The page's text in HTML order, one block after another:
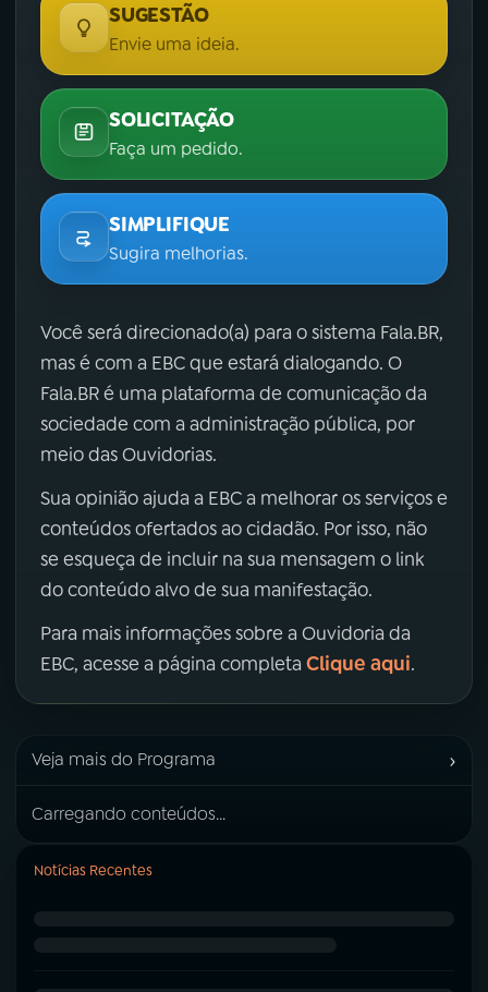
SUGESTÃO
Envie uma ideia.
SOLICITAÇÃO
Faça um pedido.
SIMPLIFIQUE
Sugira melhorias.
Você será direcionado(a) para o sistema Fala.BR,
mas é com a EBC que estará dialogando. O
Fala.BR é uma plataforma de comunicação da
sociedade com a administração pública, por
meio das Ouvidorias.
Sua opinião ajuda a EBC a melhorar os serviços e
conteúdos ofertados ao cidadão. Por isso, não
se esqueça de incluir na sua mensagem o link
do conteúdo alvo de sua manifestação.
Para mais informações sobre a Ouvidoria da
EBC, acesse a página completa Clique aqui.
Veja mais do Programa ›
Carregando conteúdos...
Notícias Recentes